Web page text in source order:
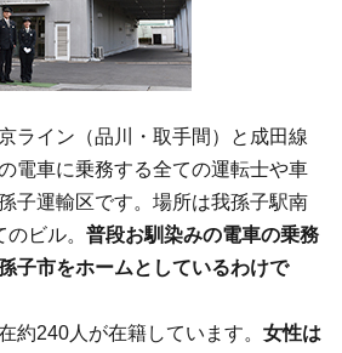
ライン（品川・取手間）と成田線
電車に乗務する全ての運転士や車
子運輸区です。場所は我孫子駅南
ビル。 普段お馴染みの電車の乗務
子市をホームとしているわけで
約240人が在籍しています。 女性は